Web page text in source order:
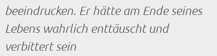
beeindrucken. Er hätte am Ende seines
Lebens wahrlich enttäuscht und
verbittert sein